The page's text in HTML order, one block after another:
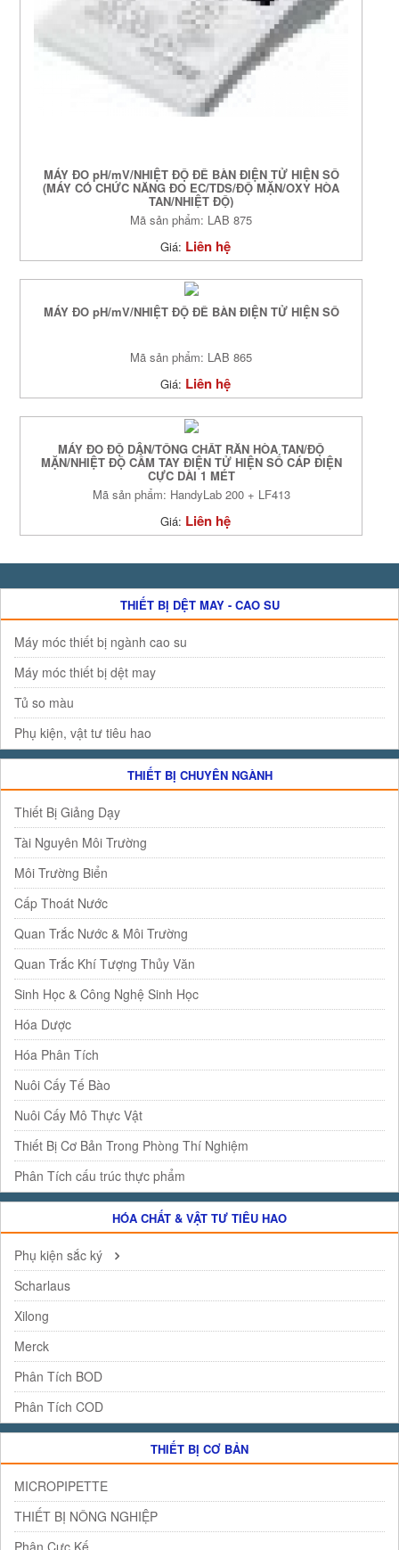
MÁY ĐO pH/mV/NHIỆT ĐỘ ĐỂ BÀN ĐIỆN TỬ HIỆN SỐ
(MÁY CÓ CHỨC NĂNG ĐO EC/TDS/ĐỘ MẶN/OXY HÒA
TAN/NHIỆT ĐỘ)
Mã sản phẩm: LAB 875
Giá: Liên hệ
MÁY ĐO pH/mV/NHIỆT ĐỘ ĐỂ BÀN ĐIỆN TỬ HIỆN SỐ
Mã sản phẩm: LAB 865
Giá: Liên hệ
MÁY ĐO ĐỘ DẪN/TỔNG CHẤT RẮN HÒA TAN/ĐỘ
MẶN/NHIỆT ĐỘ CẦM TAY ĐIỆN TỬ HIỆN SỐ CÁP ĐIỆN
CỰC DÀI 1 MÉT
Mã sản phẩm: HandyLab 200 + LF413
Giá: Liên hệ
THIẾT BỊ DỆT MAY - CAO SU
Máy móc thiết bị ngành cao su
Máy móc thiết bị dệt may
Tủ so màu
Phụ kiện, vật tư tiêu hao
THIẾT BỊ CHUYÊN NGÀNH
Thiết Bị Giảng Dạy
Tài Nguyên Môi Trường
Môi Trường Biển
Cấp Thoát Nước
Quan Trắc Nước & Môi Trường
Quan Trắc Khí Tượng Thủy Văn
Sinh Học & Công Nghệ Sinh Học
Hóa Dược
Hóa Phân Tích
Nuôi Cấy Tế Bào
Nuôi Cấy Mô Thực Vật
Thiết Bị Cơ Bản Trong Phòng Thí Nghiệm
Phân Tích cấu trúc thực phẩm
HÓA CHẤT & VẬT TƯ TIÊU HAO
Phụ kiện sắc ký
Scharlaus
Xilong
Merck
Phân Tích BOD
Phân Tích COD
THIẾT BỊ CƠ BẢN
MICROPIPETTE
THIẾT BỊ NÔNG NGHIỆP
Phân Cực Kế